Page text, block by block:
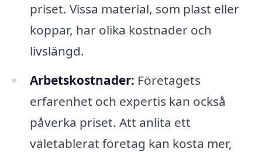
priset. Vissa material, som plast eller
koppar, har olika kostnader och
livslängd.
Arbetskostnader: Företagets
erfarenhet och expertis kan också
påverka priset. Att anlita ett
väletablerat företag kan kosta mer,